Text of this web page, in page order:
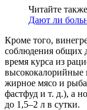
Читайте
Дают ли
Кроме того,
соблюдения общих
время курса из
высококалорийные
жирное мясо и
фастфуд и т. д.), а
до 1,5–2 л в сутки.